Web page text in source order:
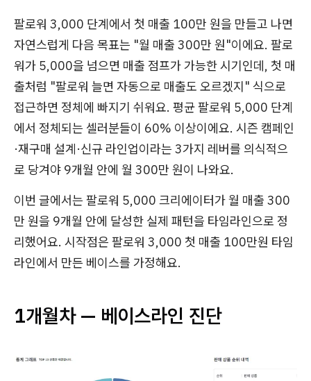
팔로워 3,000 단계에서 첫 매출 100만 원을 만들고 나면
자연스럽게 다음 목표는 "월 매출 300만 원"이에요. 팔로
워가 5,000을 넘으면 매출 점프가 가능한 시기인데, 첫 매
출처럼 "팔로워 늘면 자동으로 매출도 오르겠지" 식으로
접근하면 정체에 빠지기 쉬워요. 평균 팔로워 5,000 단계
에서 정체되는 셀러분들이 60% 이상이에요. 시즌 캠페인
·재구매 설계·신규 라인업이라는 3가지 레버를 의식적으
로 당겨야 9개월 안에 월 300만 원이 나와요.
이번 글에서는 팔로워 5,000 크리에이터가 월 매출 300
만 원을 9개월 안에 달성한 실제 패턴을 타임라인으로 정
리했어요. 시작점은 팔로워 3,000 첫 매출 100만원 타임
라인에서 만든 베이스를 가정해요.
1개월차 — 베이스라인 진단